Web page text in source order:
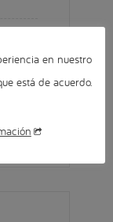
en nuestro
está de acuerdo.